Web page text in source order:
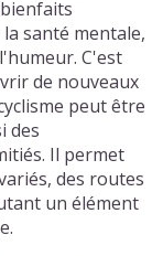
santé mentale,
C'est
de nouveaux
peut être
des
Il permet
des routes
un élément